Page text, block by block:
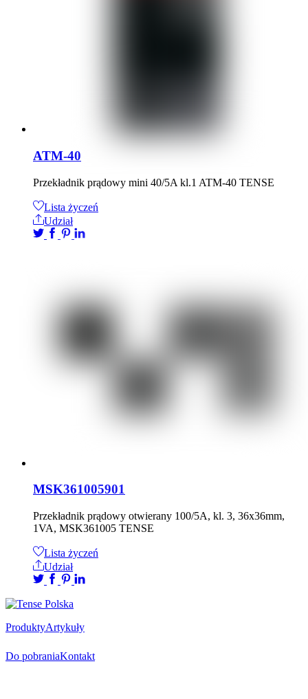
ATM-40
Przekładnik prądowy mini 40/5A kl.1 ATM-40 TENSE
Lista życzeń
Udział
MSK361005901
Przekładnik prądowy otwierany 100/5A, kl. 3, 36x36mm,
1VA, MSK361005 TENSE
Lista życzeń
Udział
ProduktyArtykuły
Do pobraniaKontakt